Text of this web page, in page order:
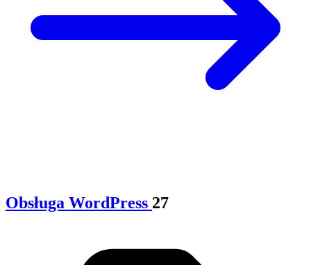
Obsługa WordPress 27